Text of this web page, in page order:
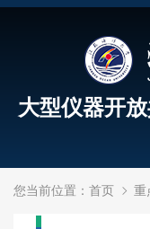
大型仪器开
您当前位置： 首页 重